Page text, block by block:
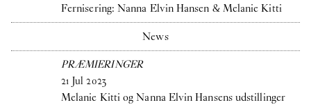
Fernisering: Nanna Elvin Hansen & Melanie Kitti
News
PRÆMIERINGER
21 Jul 2023
Melanie Kitti og Nanna Elvin Hansens udstillinger